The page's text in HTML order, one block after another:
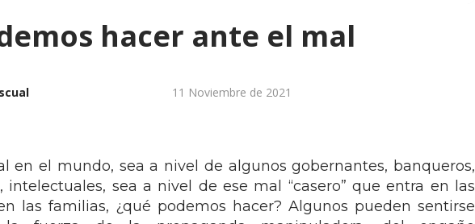
hacer ante el mal
11 Noviembre de 2021
en el mundo, sea a nivel de algunos gobernantes, banqueros,
intelectuales, sea a nivel de ese mal “casero” que entra en las
las familias, ¿qué podemos hacer? Algunos pueden sentirse